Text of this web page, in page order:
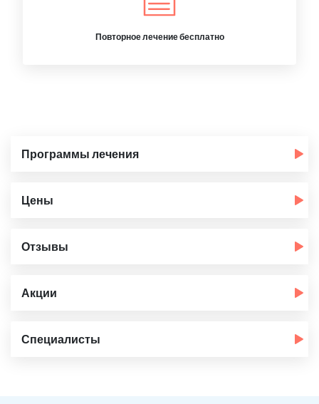
Повторное лечение бесплатно
Программы лечения
Цены
Отзывы
Акции
Специалисты